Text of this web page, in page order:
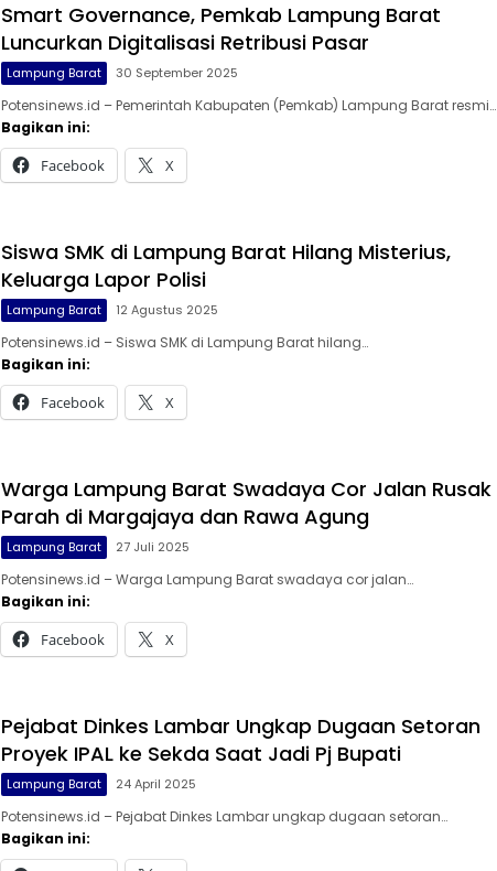
Smart Governance, Pemkab Lampung Barat
Luncurkan Digitalisasi Retribusi Pasar
Lampung Barat 30 September 2025
Potensinews.id – Pemerintah Kabupaten (Pemkab) Lampung Barat resmi…
Bagikan ini:
Facebook X
Siswa SMK di Lampung Barat Hilang Misterius,
Keluarga Lapor Polisi
Lampung Barat 12 Agustus 2025
Potensinews.id – Siswa SMK di Lampung Barat hilang…
Bagikan ini:
Facebook X
Warga Lampung Barat Swadaya Cor Jalan Rusak
Parah di Margajaya dan Rawa Agung
Lampung Barat 27 Juli 2025
Potensinews.id – Warga Lampung Barat swadaya cor jalan…
Bagikan ini:
Facebook X
Pejabat Dinkes Lambar Ungkap Dugaan Setoran
Proyek IPAL ke Sekda Saat Jadi Pj Bupati
Lampung Barat 24 April 2025
Potensinews.id – Pejabat Dinkes Lambar ungkap dugaan setoran…
Bagikan ini: